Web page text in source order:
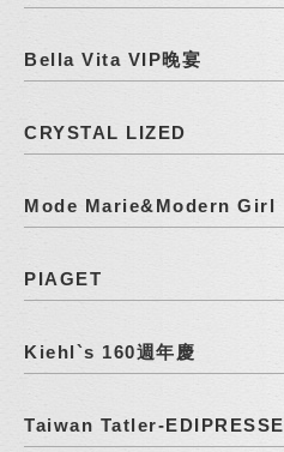
Bella Vita VIP晚宴
CRYSTAL LIZED
Mode Marie&Modern Girl
PIAGET
Kiehl`s 160週年慶
Taiwan Tatler-EDIPRESSE